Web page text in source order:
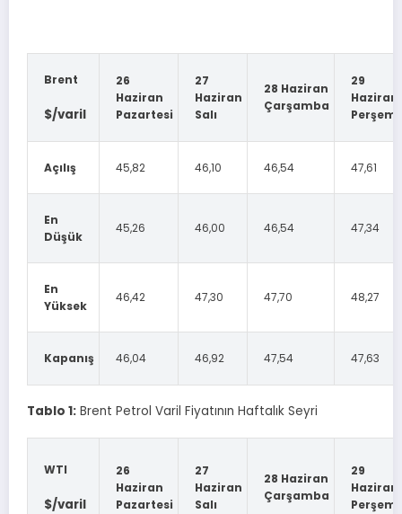
Brent
$/varil
26
Haziran
Pazartesi
27
Haziran
Salı
28 Haziran
Çarşamba
29
Haziran
Açılış 45,82 46,10 46,54 47,61
En
Düşük
45,26 46,00 46,54 47,34
En
Yüksek
46,42 47,30 47,70 48,27
Kapanış 46,04 46,92 47,54 47,63
Tablo 1: Brent Petrol Varil Fiyatının Haftalık Seyri
WTI
$/varil
26
Haziran
Pazartesi
27
Haziran
Salı
28 Haziran
Çarşamba
29
Haziran